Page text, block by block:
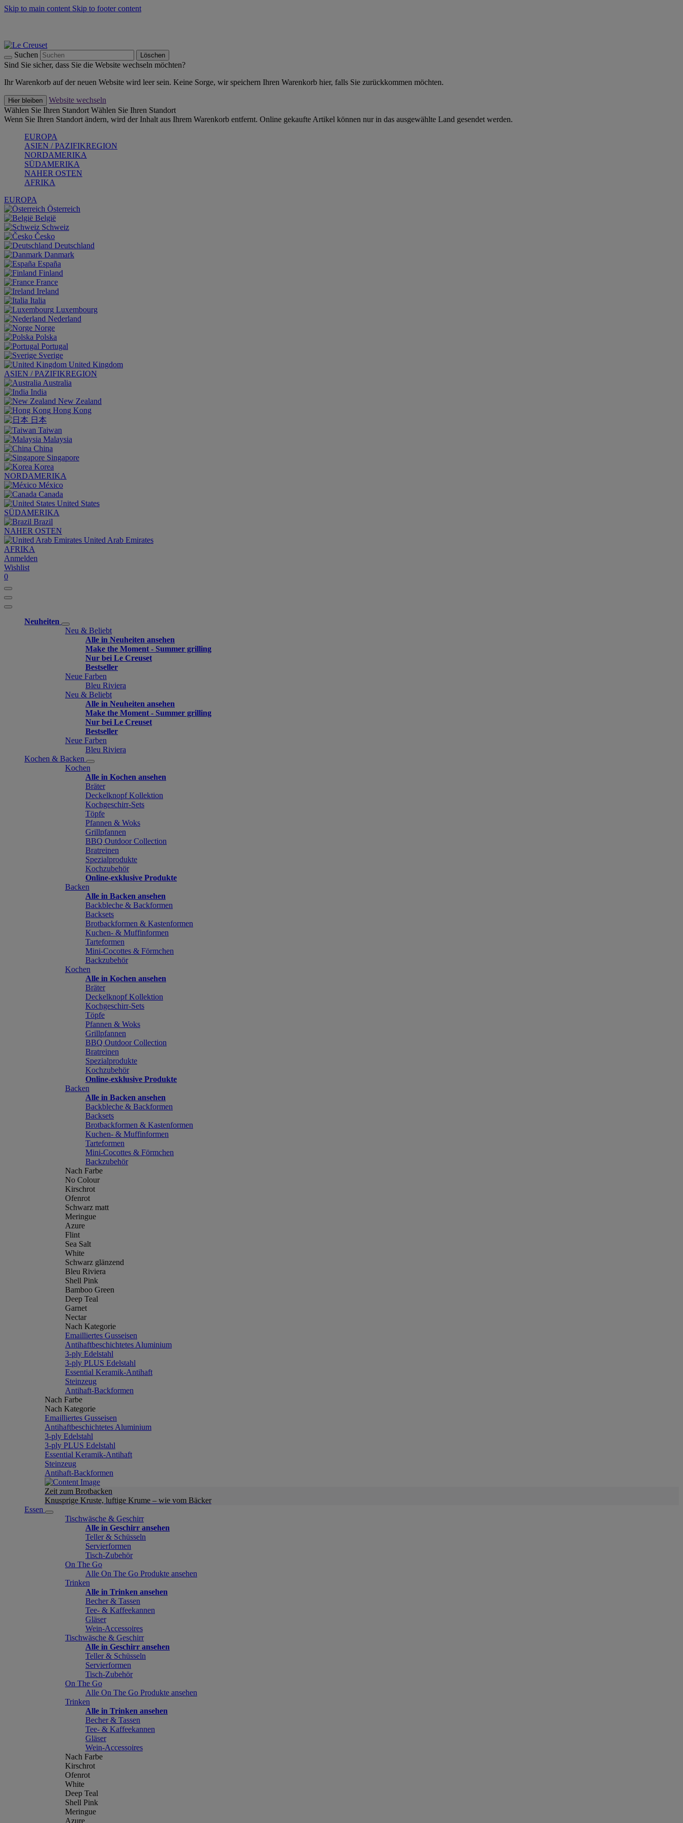
Skip to main content Skip to footer content
Suchen Löschen
Sind Sie sicher, dass Sie die Website wechseln möchten?
Ihr Warenkorb auf der neuen Website wird leer sein. Keine Sorge, wir speichern Ihren Warenkorb hier, falls Sie zurückkommen möchten.
Hier bleiben
Website wechseln
Wählen Sie Ihren Standort Wählen Sie Ihren Standort
Wenn Sie Ihren Standort ändern, wird der Inhalt aus Ihrem Warenkorb entfernt. Online gekaufte Artikel können nur in das ausgewählte Land gesendet werden.
EUROPA
ASIEN / PAZIFIKREGION
NORDAMERIKA
SÜDAMERIKA
NAHER OSTEN
AFRIKA
EUROPA
Österreich
België
Schweiz
Česko
Deutschland
Danmark
España
Finland
France
Ireland
Italia
Luxembourg
Nederland
Norge
Polska
Portugal
Sverige
United Kingdom
ASIEN / PAZIFIKREGION
Australia
India
New Zealand
Hong Kong
日本
Taiwan
Malaysia
China
Singapore
Korea
NORDAMERIKA
México
Canada
United States
SÜDAMERIKA
Brazil
NAHER OSTEN
United Arab Emirates
AFRIKA
Anmelden
Wishlist
0
Neuheiten
Neu & Beliebt
Alle in Neuheiten ansehen
Make the Moment - Summer grilling
Nur bei Le Creuset
Bestseller
Neue Farben
Bleu Riviera
Neu & Beliebt
Alle in Neuheiten ansehen
Make the Moment - Summer grilling
Nur bei Le Creuset
Bestseller
Neue Farben
Bleu Riviera
Kochen & Backen
Kochen
Alle in Kochen ansehen
Bräter
Deckelknopf Kollektion
Kochgeschirr-Sets
Töpfe
Pfannen & Woks
Grillpfannen
BBQ Outdoor Collection
Bratreinen
Spezialprodukte
Kochzubehör
Online-exklusive Produkte
Backen
Alle in Backen ansehen
Backbleche & Backformen
Backsets
Brotbackformen & Kastenformen
Kuchen- & Muffinformen
Tarteformen
Mini-Cocottes & Förmchen
Backzubehör
Kochen
Alle in Kochen ansehen
Bräter
Deckelknopf Kollektion
Kochgeschirr-Sets
Töpfe
Pfannen & Woks
Grillpfannen
BBQ Outdoor Collection
Bratreinen
Spezialprodukte
Kochzubehör
Online-exklusive Produkte
Backen
Alle in Backen ansehen
Backbleche & Backformen
Backsets
Brotbackformen & Kastenformen
Kuchen- & Muffinformen
Tarteformen
Mini-Cocottes & Förmchen
Backzubehör
Nach Farbe
No Colour
Kirschrot
Ofenrot
Schwarz matt
Meringue
Azure
Flint
Sea Salt
White
Schwarz glänzend
Bleu Riviera
Shell Pink
Bamboo Green
Deep Teal
Garnet
Nectar
Nach Kategorie
Emailliertes Gusseisen
Antihaftbeschichtetes Aluminium
3-ply Edelstahl
3-ply PLUS Edelstahl
Essential Keramik-Antihaft
Steinzeug
Antihaft-Backformen
Nach Farbe
Nach Kategorie
Emailliertes Gusseisen
Antihaftbeschichtetes Aluminium
3-ply Edelstahl
3-ply PLUS Edelstahl
Essential Keramik-Antihaft
Steinzeug
Antihaft-Backformen
Zeit zum Brotbacken
Knusprige Kruste, luftige Krume – wie vom Bäcker
Essen
Tischwäsche & Geschirr
Alle in Geschirr ansehen
Teller & Schüsseln
Servierformen
Tisch-Zubehör
On The Go
Alle On The Go Produkte ansehen
Trinken
Alle in Trinken ansehen
Becher & Tassen
Tee- & Kaffeekannen
Gläser
Wein-Accessoires
Tischwäsche & Geschirr
Alle in Geschirr ansehen
Teller & Schüsseln
Servierformen
Tisch-Zubehör
On The Go
Alle On The Go Produkte ansehen
Trinken
Alle in Trinken ansehen
Becher & Tassen
Tee- & Kaffeekannen
Gläser
Wein-Accessoires
Nach Farbe
Kirschrot
Ofenrot
White
Deep Teal
Shell Pink
Meringue
Azure